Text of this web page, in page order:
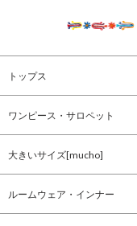
トップス
ワンピース・サロペット
大きいサイズ[mucho]
ルームウェア・インナー